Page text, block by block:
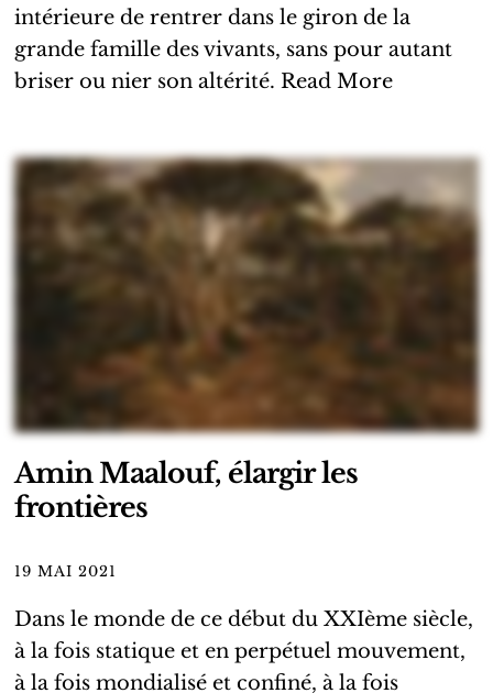
intérieure de rentrer dans le giron de la
grande famille des vivants, sans pour autant
briser ou nier son altérité.Read More
Amin Maalouf, élargir les
frontières
19 MAI 2021
Dans le monde de ce début du XXIème siècle,
à la fois statique et en perpétuel mouvement,
à la fois mondialisé et confiné, à la fois